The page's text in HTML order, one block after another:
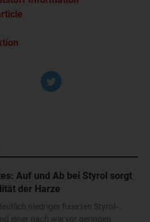
Auf und Ab bei Styrol sorgt
der Harze
niedriger fixierten Styrol-
einer nach wie vor geringen